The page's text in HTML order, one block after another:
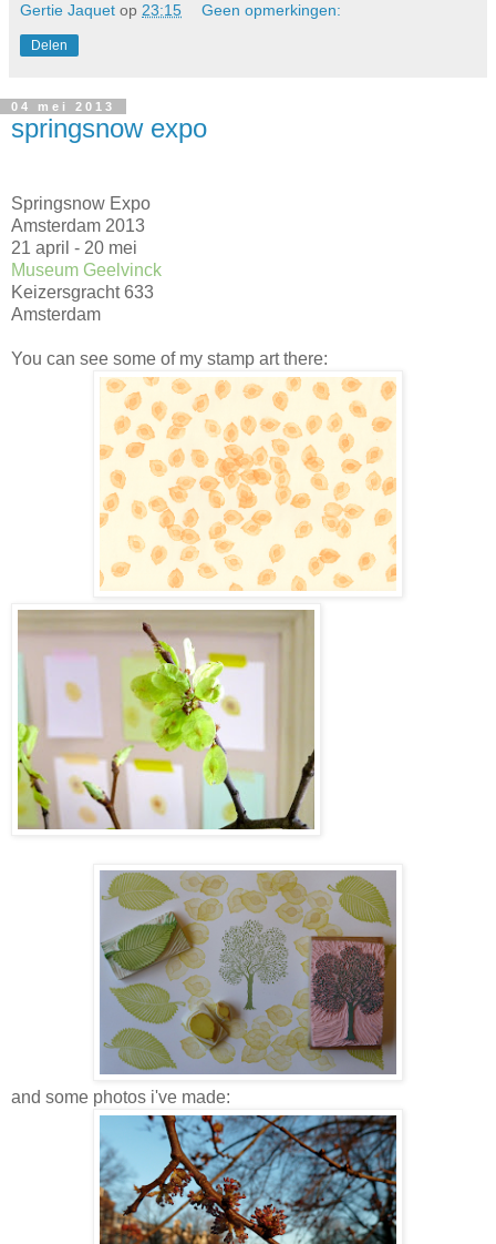
Gertie Jaquet op 23:15 Geen opmerkingen:
Delen
04 mei 2013
springsnow expo
Springsnow Expo
Amsterdam 2013
21 april - 20 mei
Museum Geelvinck
Keizersgracht 633
Amsterdam
You can see some of my stamp art there:
and some photos i've made: